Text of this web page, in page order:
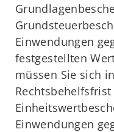
Einwendungen
festgestellten
müssen Sie sich
Rechtsbehelfsfrist
Einwendungen